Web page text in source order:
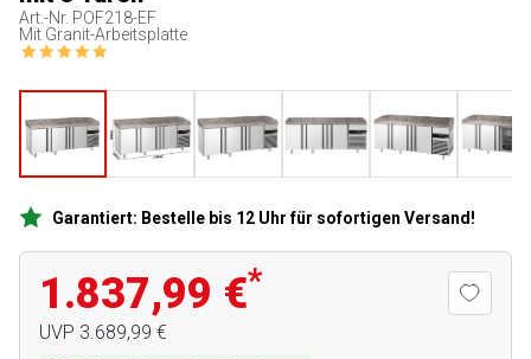
Art.-Nr. POF218-EF
Mit Granit-Arbeitsplatte
Garantiert: Bestelle bis 12 Uhr für sofortigen Versand!
1.837,99 €*
UVP 3.689,99 €